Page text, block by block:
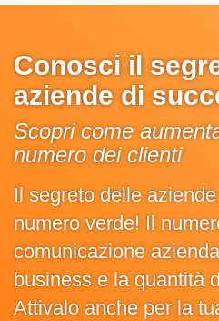
Conosci il
aziende di
Scopri come
numero dei clienti
Il segreto delle
numero verde! Il
comunicazione
business e la quantità
Attivalo anche per la